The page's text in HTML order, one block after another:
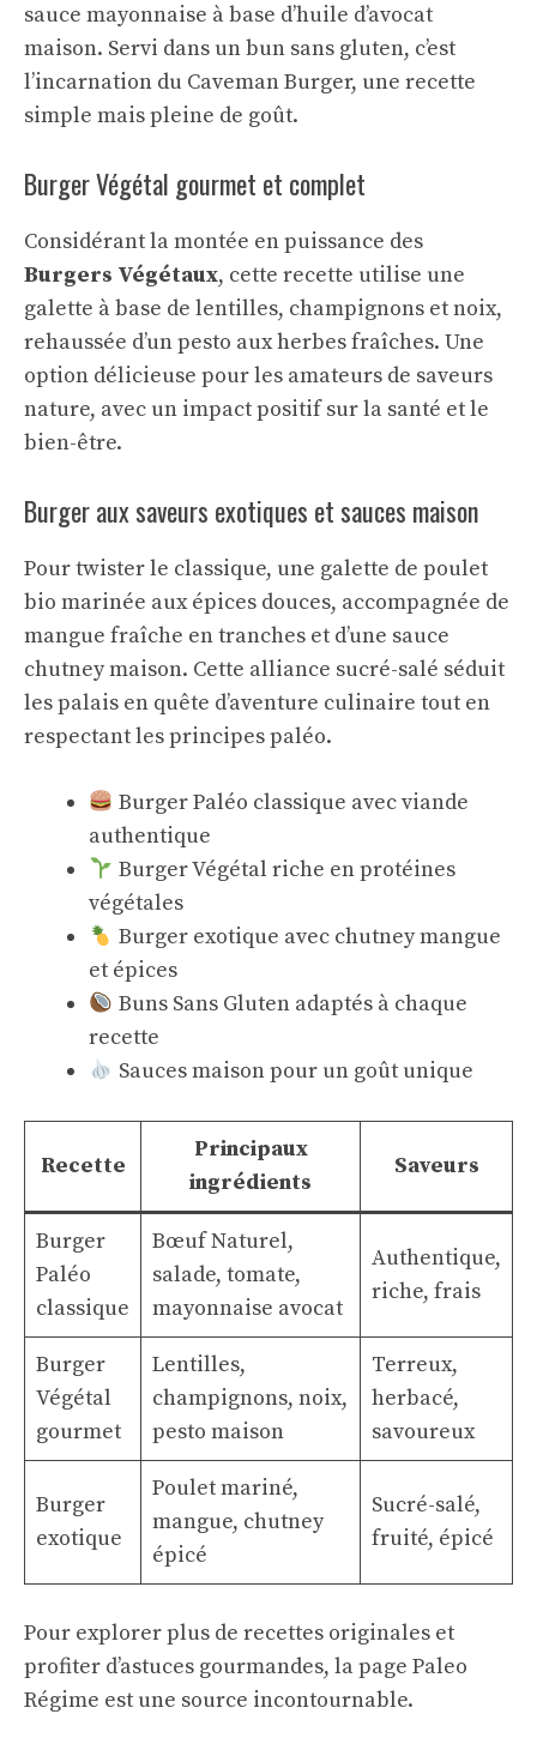
sauce mayonnaise à base d’huile d’avocat
maison. Servi dans un bun sans gluten, c’est
l’incarnation du Caveman Burger, une recette
simple mais pleine de goût.
Burger Végétal gourmet et complet
Considérant la montée en puissance des
Burgers Végétaux, cette recette utilise une
galette à base de lentilles, champignons et noix,
rehaussée d’un pesto aux herbes fraîches. Une
option délicieuse pour les amateurs de saveurs
nature, avec un impact positif sur la santé et le
bien-être.
Burger aux saveurs exotiques et sauces maison
Pour twister le classique, une galette de poulet
bio marinée aux épices douces, accompagnée de
mangue fraîche en tranches et d’une sauce
chutney maison. Cette alliance sucré-salé séduit
les palais en quête d’aventure culinaire tout en
respectant les principes paléo.
Burger Paléo classique avec viande
authentique
Burger Végétal riche en protéines
végétales
Burger exotique avec chutney mangue
et épices
Buns Sans Gluten adaptés à chaque
recette
Sauces maison pour un goût unique
Recette
Principaux
ingrédients
Saveurs
Burger
Paléo
classique
Bœuf Naturel,
salade, tomate,
mayonnaise avocat
Authentique,
riche, frais
Burger
Végétal
gourmet
Lentilles,
champignons, noix,
pesto maison
Terreux,
herbacé,
savoureux
Burger
exotique
Poulet mariné,
mangue, chutney
épicé
Sucré-salé,
fruité, épicé
Pour explorer plus de recettes originales et
profiter d’astuces gourmandes, la page Paleo
Régime est une source incontournable.